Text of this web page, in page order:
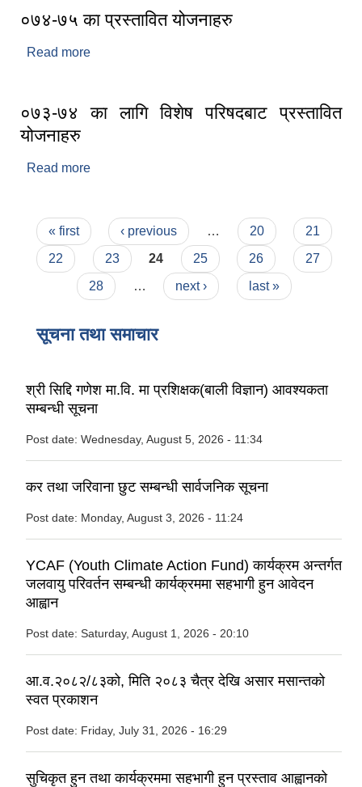
०७४-७५ का प्रस्तावित योजनाहरु
Read more
०७३-७४ का लागि विशेष परिषदबाट प्रस्तावित
योजनाहरु
Read more
Pages
« first ‹ previous … 20
21
22
23 24 25 26
27
28
… next › last »
सूचना तथा समाचार
श्री सिद्दि गणेश मा.वि. मा प्रशिक्षक(बाली विज्ञान) आवश्यकता
सम्बन्धी सूचना
Post date: Wednesday, August 5, 2026 - 11:34
कर तथा जरिवाना छुट सम्बन्धी सार्वजनिक सूचना
Post date: Monday, August 3, 2026 - 11:24
YCAF (Youth Climate Action Fund) कार्यक्रम अन्तर्गत
जलवायु परिवर्तन सम्बन्धी कार्यक्रममा सहभागी हुन आवेदन
आह्वान
Post date: Saturday, August 1, 2026 - 20:10
आ.व.२०८२/८३को, मिति २०८३ चैत्र देखि असार मसान्तको
स्वत प्रकाशन
Post date: Friday, July 31, 2026 - 16:29
सुचिकृत हुन तथा कार्यक्रममा सहभागी हुन प्रस्ताव आह्वानको